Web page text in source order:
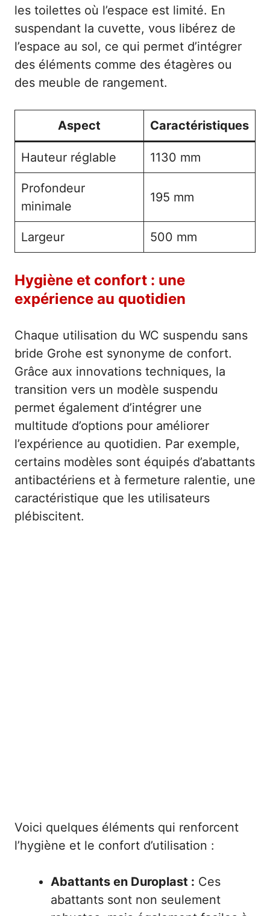
les toilettes où l’espace est limité. En
suspendant la cuvette, vous libérez de
l’espace au sol, ce qui permet d’intégrer
des éléments comme des étagères ou
des meuble de rangement.
Aspect Caractéristiques
Hauteur réglable 1130 mm
Profondeur
minimale
195 mm
Largeur 500 mm
Hygiène et confort : une
expérience au quotidien
Chaque utilisation du WC suspendu sans
bride Grohe est synonyme de confort.
Grâce aux innovations techniques, la
transition vers un modèle suspendu
permet également d’intégrer une
multitude d’options pour améliorer
l’expérience au quotidien. Par exemple,
certains modèles sont équipés d’abattants
antibactériens et à fermeture ralentie, une
caractéristique que les utilisateurs
plébiscitent.
Voici quelques éléments qui renforcent
l’hygiène et le confort d’utilisation :
Abattants en Duroplast : Ces
abattants sont non seulement